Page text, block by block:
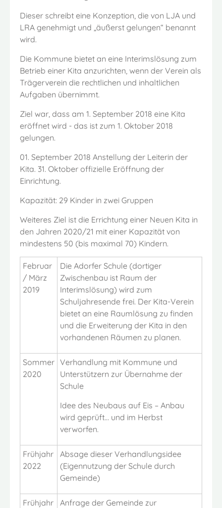
Dieser schreibt eine Konzeption, die von LJA und
LRA genehmigt und „äußerst gelungen“ benannt
wird.
Die Kommune bietet an eine Interimslösung zum
Betrieb einer Kita anzurichten, wenn der Verein als
Trägerverein die rechtlichen und inhaltlichen
Aufgaben übernimmt.
Ziel war, dass am 1. September 2018 eine Kita
eröffnet wird - das ist zum 1. Oktober 2018
gelungen.
01. September 2018 Anstellung der Leiterin der
Kita. 31. Oktober offizielle Eröffnung der
Einrichtung.
Kapazität: 29 Kinder in zwei Gruppen
Weiteres Ziel ist die Errichtung einer Neuen Kita in
den Jahren 2020/21 mit einer Kapazität von
mindestens 50 (bis maximal 70) Kindern.
Februar
/ März
2019
Die Adorfer Schule (dortiger
Zwischenbau ist Raum der
Interimslösung) wird zum
Schuljahresende frei. Der Kita-Verein
bietet an eine Raumlösung zu finden
und die Erweiterung der Kita in den
vorhandenen Räumen zu planen.
Sommer
2020
Verhandlung mit Kommune und
Unterstützern zur Übernahme der
Schule
Idee des Neubaus auf Eis – Anbau
wird geprüft… und im Herbst
verworfen.
Frühjahr
2022
Absage dieser Verhandlungsidee
(Eigennutzung der Schule durch
Gemeinde)
Frühjahr
Anfrage der Gemeinde zur